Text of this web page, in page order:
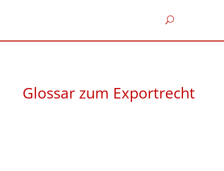
Glossar zum Exportrecht